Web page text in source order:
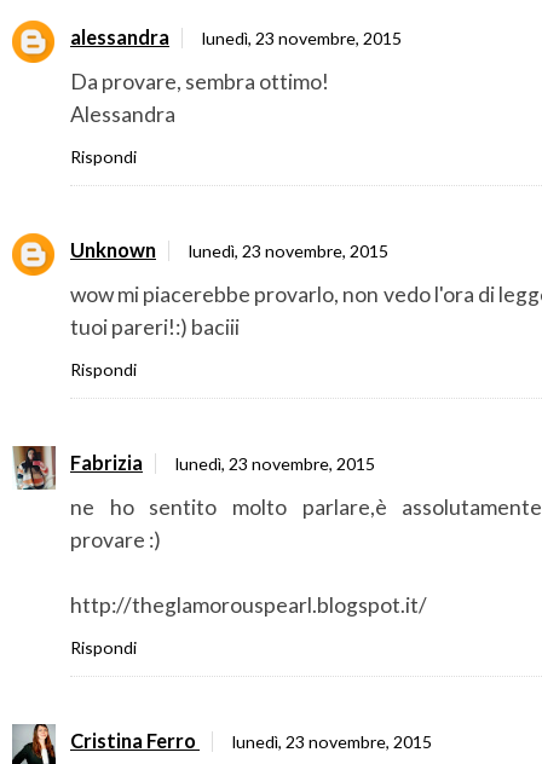
alessandra lunedì, 23 novembre, 2015
Da provare, sembra ottimo!
Alessandra
Rispondi
Unknown lunedì, 23 novembre, 2015
wow mi piacerebbe provarlo, non vedo l'ora di
tuoi pareri!:) baciii
Rispondi
Fabrizia lunedì, 23 novembre, 2015
ne ho sentito molto parlare,è
provare :)
http://theglamorouspearl.blogspot.it/
Rispondi
Cristina Ferro lunedì, 23 novembre, 2015